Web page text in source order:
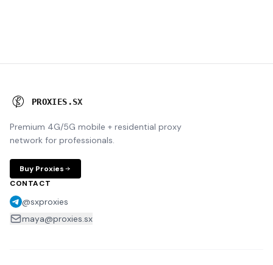
PROXIES .SX
Premium 4G/5G mobile + residential proxy
network for professionals.
Buy Proxies
CONTACT
@sxproxies
maya@proxies.sx